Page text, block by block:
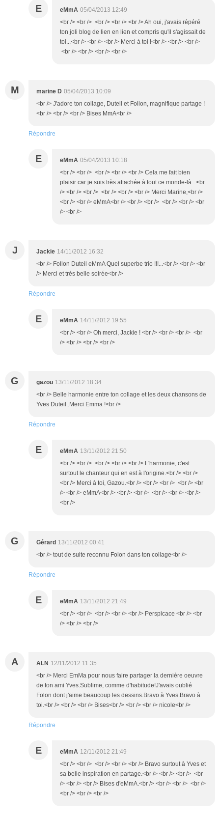
E eMmA 05/04/2013 12:49
<br /> <br /> <br /> <br /> <br /> Ah oui, j'avais répéré
ton joli blog de lien en lien et compris qu'il s'agissait de
toi...<br /> <br /> <br /> Merci à toi !<br /> <br /> <br />
<br /> <br /> <br /> <br />
M marine D 05/04/2013 10:09
<br /> J'adore ton collage, Duteil et Follon, magnifique partage !
<br /> <br /> <br /> Bises MmA<br />
Répondre
E eMmA 05/04/2013 10:18
<br /> <br /> <br /> <br /> <br /> Cela me fait bien
plaisir car je suis très attachée à tout ce monde-là...<br
/> <br /> <br /> <br /> <br /> <br /> Merci Marine,<br />
<br /> <br /> eMmA<br /> <br /> <br /> <br /> <br /> <br
/> <br />
J Jackie 14/11/2012 16:32
<br /> Follon Duteil eMmA Quel superbe trio !!!...<br /> <br /> <br
/> Merci et très belle soirée<br />
Répondre
E eMmA 14/11/2012 19:55
<br /> <br /> Oh merci, Jackie ! <br /> <br /> <br /> <br
/> <br /> <br /> <br />
G gazou 13/11/2012 18:34
<br /> Belle harmonie entre ton collage et les deux chansons de
Yves Duteil..Merci Emma !<br />
Répondre
E eMmA 13/11/2012 21:50
<br /> <br /> <br /> <br /> <br /> L'harmonie, c'est
surtout le chanteur qui en est à l'origine.<br /> <br />
<br /> Merci à toi, Gazou.<br /> <br /> <br /> <br /> <br
/> <br /> eMmA<br /> <br /> <br /> <br /> <br /> <br />
<br />
G Gérard 13/11/2012 00:41
<br /> tout de suite reconnu Folon dans ton collage<br />
Répondre
E eMmA 13/11/2012 21:49
<br /> <br /> <br /> <br /> <br /> Perspicace <br /> <br
/> <br /> <br />
A ALN 12/11/2012 11:35
<br /> Merci EmMa pour nous faire partager la dernière oeuvre
de ton ami Yves.Sublime, comme d'habitude!J'avais oublié
Folon dont j'aime beaucoup les dessins.Bravo à Yves.Bravo à
toi.<br /> <br /> <br /> Bises<br /> <br /> <br /> nicole<br />
Répondre
E eMmA 12/11/2012 21:49
<br /> <br /> <br /> <br /> <br /> Bravo surtout à Yves et
sa belle inspiration en partage.<br /> <br /> <br /> <br
/> <br /> <br /> Bises d'eMmA.<br /> <br /> <br /> <br />
<br /> <br /> <br />